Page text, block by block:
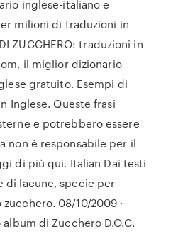
inglese-italiano e
milioni di traduzioni in
ZUCCHERO: traduzioni in
il miglior dizionario
gratuito. Esempi di
Inglese. Queste frasi
e potrebbero essere
non è responsabile per il
di più qui. Italian Dai testi
di lacune, specie per
08/10/2009 ·
di Zucchero D.O.C.